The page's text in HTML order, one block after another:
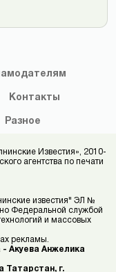
Контакты
Разное
Известия», 2010-
агентства по печати
известия" ЭЛ №
Федеральной службой
и массовых
рекламы.
- Акуева Анжелика
Татарстан, г.